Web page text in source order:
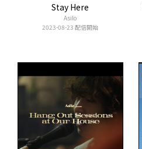
Stay Here
Asilo
2023-08-23 配信開始